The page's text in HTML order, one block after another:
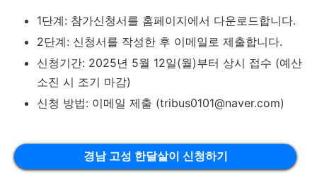
1단계: 참가신청서를 홈페이지에서 다운로드합니다.
2단계: 신청서를 작성한 후 이메일로 제출합니다.
신청기간: 2025년 5월 12일(월)부터 상시 접수 (예산
소진 시 조기 마감)
신청 방법: 이메일 제출 (tribus0101@naver.com)
경남 고성 한달살이 신청하기